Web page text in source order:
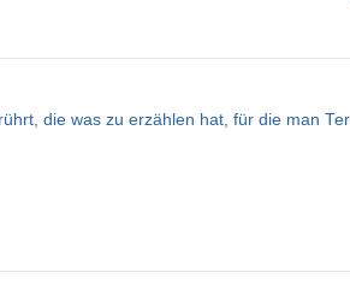
die was zu erzählen hat, für die man